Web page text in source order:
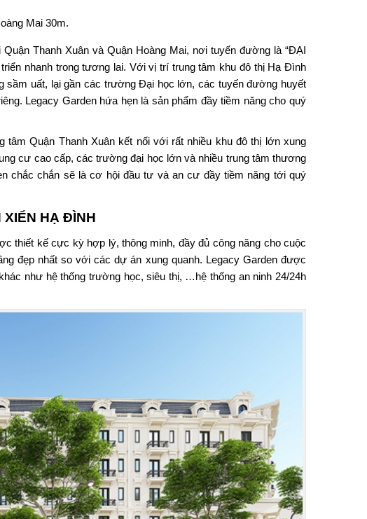
Mai 30m.
Thanh Xuân và Quận Hoàng Mai, nơi tuyến đường là “ĐẠI
nhanh trong tương lai. Với vị trí trung tâm khu đô thị Hạ Đình
sầm uất, lại gần các trường Đại học lớn, các tuyến đường huyết
Legacy Garden hứa hẹn là sản phẩm đầy tiềm năng cho quý
Quận Thanh Xuân kết nối với rất nhiều khu đô thị lớn xung
cư cao cấp, các trường đại học lớn và nhiều trung tâm thương
chắc chắn sẽ là cơ hội đầu tư và an cư đầy tiềm năng tới quý
XIỂN HẠ ĐÌNH
thiết kế cực kỳ hợp lý, thông minh, đầy đủ công năng cho cuộc
đẹp nhất so với các dự án xung quanh. Legacy Garden được
như hệ thống trường học, siêu thị, …hệ thống an ninh 24/24h